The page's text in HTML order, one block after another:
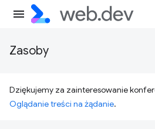
Zasoby
Dziękujemy za zainteresowanie
Oglądanie treści na żądanie.